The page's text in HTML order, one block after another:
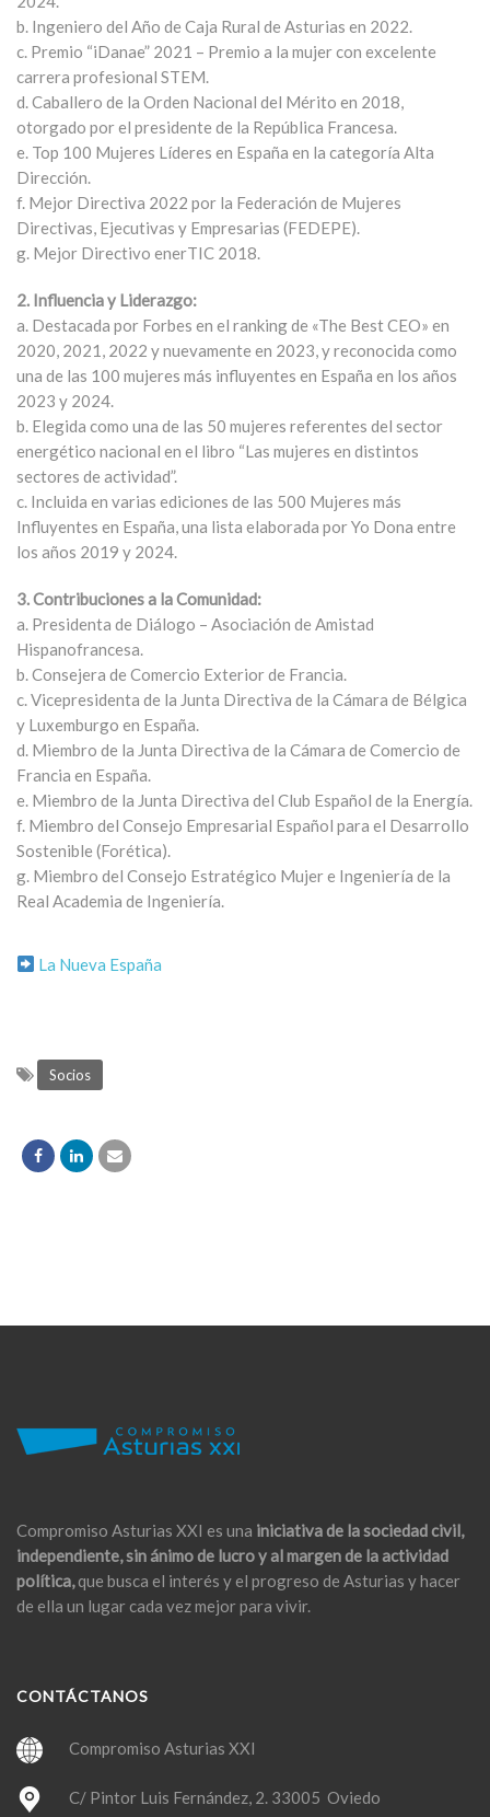
b. Ingeniero del Año de Caja Rural de Asturias en 2022.
c. Premio “iDanae” 2021 – Premio a la mujer con excelente
carrera profesional STEM.
d. Caballero de la Orden Nacional del Mérito en 2018,
otorgado por el presidente de la República Francesa.
e. Top 100 Mujeres Líderes en España en la categoría Alta
Dirección.
f. Mejor Directiva 2022 por la Federación de Mujeres
Directivas, Ejecutivas y Empresarias (FEDEPE).
g. Mejor Directivo enerTIC 2018.
2. Influencia y Liderazgo:
a. Destacada por Forbes en el ranking de «The Best CEO» en
2020, 2021, 2022 y nuevamente en 2023, y reconocida como
una de las 100 mujeres más influyentes en España en los años
2023 y 2024.
b. Elegida como una de las 50 mujeres referentes del sector
energético nacional en el libro “Las mujeres en distintos
sectores de actividad”.
c. Incluida en varias ediciones de las 500 Mujeres más
Influyentes en España, una lista elaborada por Yo Dona entre
los años 2019 y 2024.
3. Contribuciones a la Comunidad:
a. Presidenta de Diálogo – Asociación de Amistad
Hispanofrancesa.
b. Consejera de Comercio Exterior de Francia.
c. Vicepresidenta de la Junta Directiva de la Cámara de Bélgica
y Luxemburgo en España.
d. Miembro de la Junta Directiva de la Cámara de Comercio de
Francia en España.
e. Miembro de la Junta Directiva del Club Español de la Energía.
f. Miembro del Consejo Empresarial Español para el Desarrollo
Sostenible (Forética).
g. Miembro del Consejo Estratégico Mujer e Ingeniería de la
Real Academia de Ingeniería.
La Nueva España
Socios
Compromiso Asturias XXI es una iniciativa de la sociedad civil,
independiente, sin ánimo de lucro y al margen de la actividad
política,que busca el interés y el progreso de Asturias y hacer
de ella un lugar cada vez mejor para vivir.
CONTÁCTANOS
Compromiso Asturias XXI
C/ Pintor Luis Fernández, 2. 33005 Oviedo